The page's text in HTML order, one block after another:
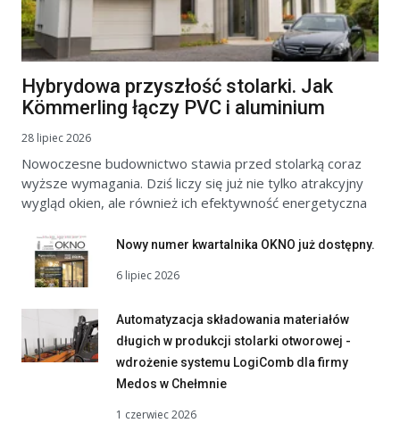
Hybrydowa przyszłość stolarki. Jak
Kömmerling łączy PVC i aluminium
28 lipiec 2026
Nowoczesne budownictwo stawia przed stolarką coraz
wyższe wymagania. Dziś liczy się już nie tylko atrakcyjny
wygląd okien, ale również ich efektywność energetyczna
Nowy numer kwartalnika OKNO już dostępny.
6 lipiec 2026
Automatyzacja składowania materiałów
długich w produkcji stolarki otworowej -
wdrożenie systemu LogiComb dla firmy
Medos w Chełmnie
1 czerwiec 2026